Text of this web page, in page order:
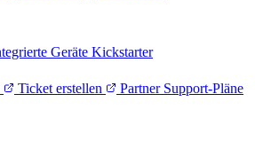
Geräte Kickstarter
Ticket erstellen Partner Support-Pläne